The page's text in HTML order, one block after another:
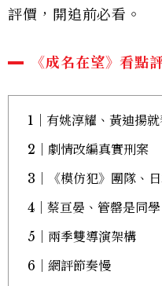
評價，開追前必看。
《成名在望》看點
1｜有姚淳耀、黃迪揚
2｜劇情改編真實刑案
3｜《模仿犯》團隊、
4｜蔡亘晏、管罄是同學
5｜兩季雙導演架構
6｜網評節奏慢